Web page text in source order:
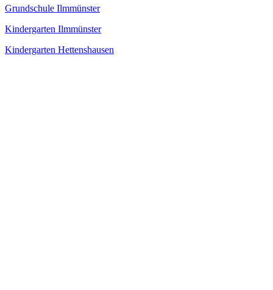
Grundschule Ilmmünster
Kindergarten Ilmmünster
Kindergarten Hettenshausen